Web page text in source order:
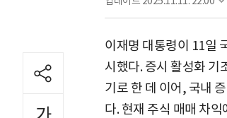
이재명 대통령이 11일
시했다. 증시 활성화 기
기로 한 데 이어, 국내
다. 현재 주식 매매 차